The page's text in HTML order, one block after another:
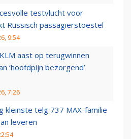
testvlucht voor
Russisch passagierstoestel
9:54
aast op terugwinnen
‘hoofdpijn bezorgend’
7:26
kleinste telg 737 MAX-familie
leveren